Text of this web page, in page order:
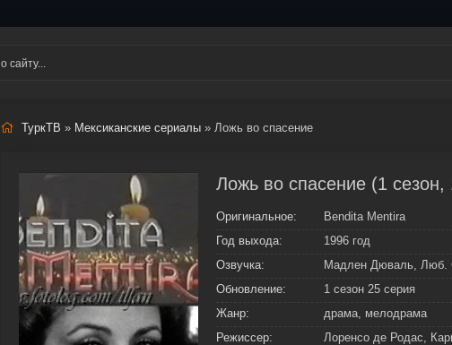
ТуркТВ » Мексиканские сериалы » Ложь во спасение
Ложь во спасение (1 сезон,
Оригинальное:
Bendita Mentira
Год выхода:
1996 год
Озвучка:
Мадлен Дюваль, Люб.
Обновление:
1 сезон 25 серия
Жанр:
драма, мелодрама
Режиссер:
Лоренсо де Родас,